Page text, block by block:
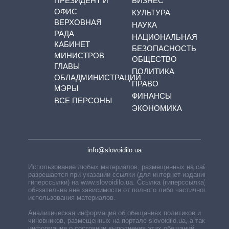
ОФИС
ВЕРХОВНАЯ
РАДА
КАБИНЕТ
МИНИСТРОВ
ГЛАВЫ
ОБЛАДМИНИСТРАЦИЙ
МЭРЫ
ВСЕ ПЕРСОНЫ
КУЛЬТУРА
НАУКА
НАЦИОНАЛЬНАЯ
БЕЗОПАСНОСТЬ
ОБЩЕСТВО
ПОЛИТИКА
ПРАВО
ФИНАНСЫ
ЭКОНОМИКА
info@slovoidilo.ua
Использование любых материалов, размещённых на сайте,
разрешается при указании ссылки (для интернет-изданий —
гиперссылки) на www.slovoidilo.ua. Ссылка (гиперссылка)
обязательна вне зависимости от полного либо частичного
использования материалов.
Аналитическая информация об обещаниях политиков и
чиновников, размещенных на портале slovoidilo.ua, а также